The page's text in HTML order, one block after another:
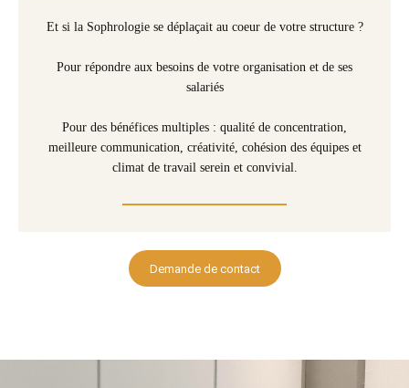
Et si la Sophrologie se déplaçait au coeur de votre structure ?
Pour répondre aux besoins de votre organisation et de ses
salariés
Pour des bénéfices multiples : qualité de concentration,
meilleure communication, créativité, cohésion des équipes et
climat de travail serein et convivial.
Demande de contact